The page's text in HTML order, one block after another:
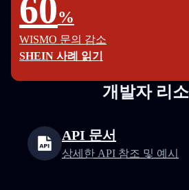
60%
WISMO 문의 감소
SHEIN 사례 읽기
개발자 리
API 문서
상세한 API 참조 및 예시